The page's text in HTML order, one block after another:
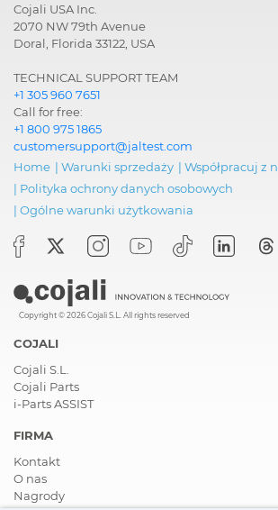
Cojali USA Inc.
2070 NW 79th Avenue
Doral, Florida 33122, USA
TECHNICAL SUPPORT TEAM
+1 305 960 7651
Call for free:
+1 800 975 1865
customersupport@jaltest.com
Home | Warunki sprzedaży | Współpracuj z
| Polityka ochrony danych osobowych
| Ogólne warunki użytkowania
Copyright © 2026 Cojali S.L. All rights reserved
COJALI
Cojali S.L.
Cojali Parts
i-Parts ASSIST
FIRMA
Kontakt
O nas
Nagrody